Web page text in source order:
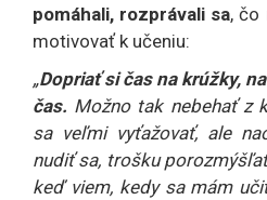
pomáhali, rozprávali sa, čo
motivovať k učeniu:
„Dopriať si čas na krúžky,
čas. Možno tak nebehať z
sa veľmi vyťažovať, ale
nudiť sa, trošku
keď viem, kedy sa mám